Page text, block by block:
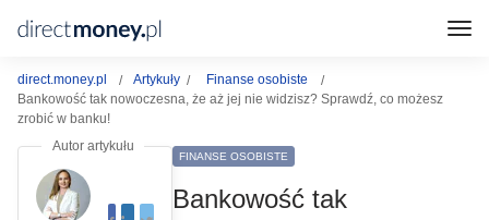
direct.money.pl Artykuły
Finanse osobiste
Bankowość tak nowoczesna, że aż jej nie widzisz? Sprawdź, co możesz
zrobić w banku!
FINANSE OSOBISTE
Bankowość tak